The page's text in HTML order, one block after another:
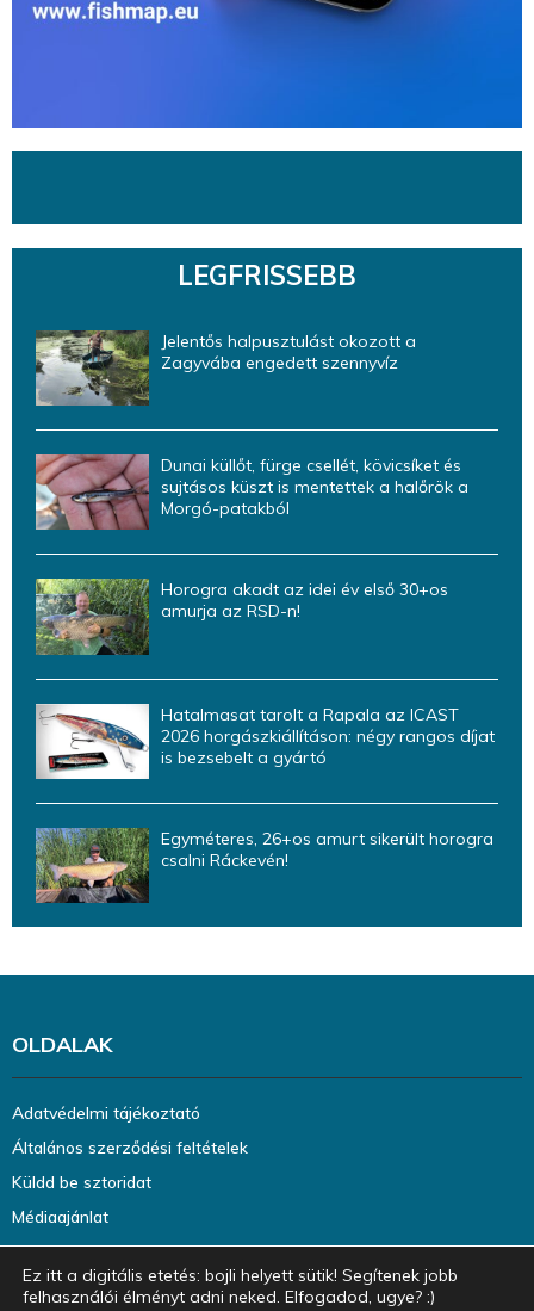
LEGFRISSEBB
Jelentős halpusztulást okozott a
Zagyvába engedett szennyvíz
Dunai küllőt, fürge csellét, kövicsíket és
sujtásos küszt is mentettek a halőrök a
Morgó-patakból
Horogra akadt az idei év első 30+os
amurja az RSD-n!
Hatalmasat tarolt a Rapala az ICAST
2026 horgászkiállításon: négy rangos díjat
is bezsebelt a gyártó
Egyméteres, 26+os amurt sikerült horogra
csalni Ráckevén!
OLDALAK
Adatvédelmi tájékoztató
Általános szerződési feltételek
Küldd be sztoridat
Médiaajánlat
Ez itt a digitális etetés: bojli helyett sütik! Segítenek jobb
felhasználói élményt adni neked. Elfogadod, ugye? :)